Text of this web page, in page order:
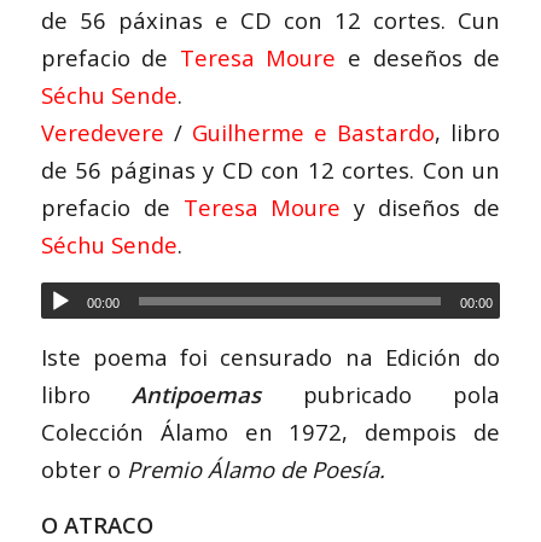
de 56 páxinas e CD con 12 cortes. Cun
prefacio de Teresa Moure e deseños de
Séchu Sende.
Veredevere / Guilherme e Bastardo, libro
de 56 páginas y CD con 12 cortes. Con un
prefacio de Teresa Moure y diseños de
Séchu Sende.
00:00 00:00
Iste poema foi censurado na Edición do
libroAntipoemas
pubricado pola
Colección Álamo en 1972, dempois de
obter o Premio Álamo de Poesía.
O ATRACO